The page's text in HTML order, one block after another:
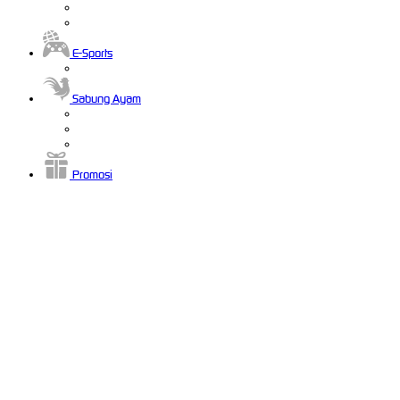
E-Sports
Sabung Ayam
Promosi